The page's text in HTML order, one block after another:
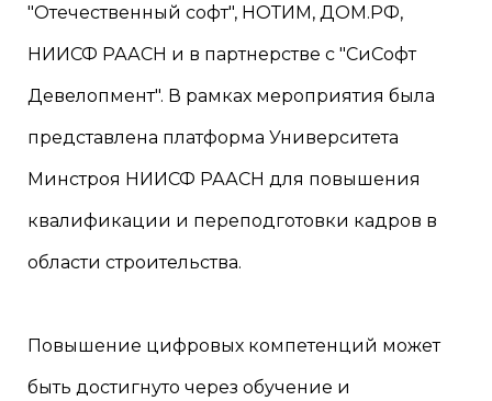
"Отечественный софт", НОТИМ, ДОМ.РФ,
НИИСФ РААСН и в партнерстве с "СиСофт
Девелопмент". В рамках мероприятия была
представлена платформа Университета
Минстроя НИИСФ РААСН для повышения
квалификации и переподготовки кадров в
области строительства.
Повышение цифровых компетенций может
быть достигнуто через обучение и